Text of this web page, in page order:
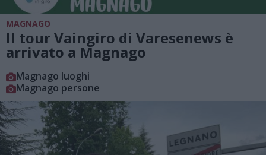
MAGNAGO
Il tour Vaingiro di Varesenews è
arrivato a Magnago
Magnago luoghi
Magnago persone